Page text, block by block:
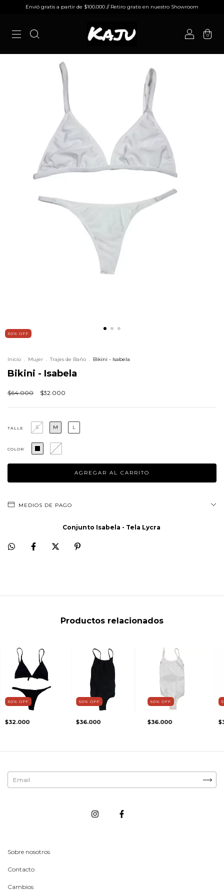
Envió gratis a partir de $100.000 // Retiro gratis en nuestro Showroom
0
50% OFF
Inicio . Mujer . Trajes de Baño . Bikini - Isabela
Bikini - Isabela
$64.000 $32.000
TALLE S M L
COLOR
MEDIOS DE PAGO
Conjunto Isabela - Tela Lycra
Productos relacionados
50% OFF
$32.000
50%OFF
$36.000
50% OFF
$36.000
Sobre nosotros
Contacto
Cambios